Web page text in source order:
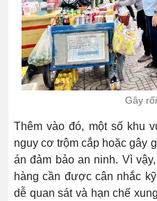
Gây
Thêm vào đó, một số khu
nguy cơ trộm cắp hoặc gây
án đảm bảo an ninh. Vì
hàng cần được cân nhắc
dễ quan sát và hạn chế